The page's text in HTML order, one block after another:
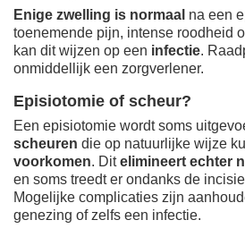
Enige zwelling is normaal na een
toenemende pijn, intense roodheid
kan dit wijzen op een infectie.
onmiddellijk een zorgverlener.
Episiotomie of scheur?
Een episiotomie wordt soms
scheuren die op natuurlijke wijze
voorkomen. Ditelimineert echter
en soms treedt er ondanks de
Mogelijke complicaties zijn
genezing of zelfs een infectie.